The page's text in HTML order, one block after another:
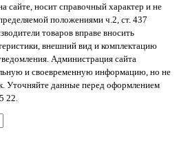
сайте, носит справочный характер и не
положениями ч.2, ст. 437
товаров вправе вносить
внешний вид и комплектацию
Администрация сайта
и своевременную информацию, но не
Уточняйте данные перед оформлением
22.